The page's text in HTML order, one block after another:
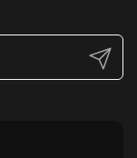
Prześlij